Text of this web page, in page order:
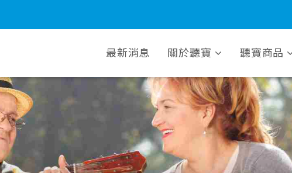
最新消息 關於聽寶 聽寶商品